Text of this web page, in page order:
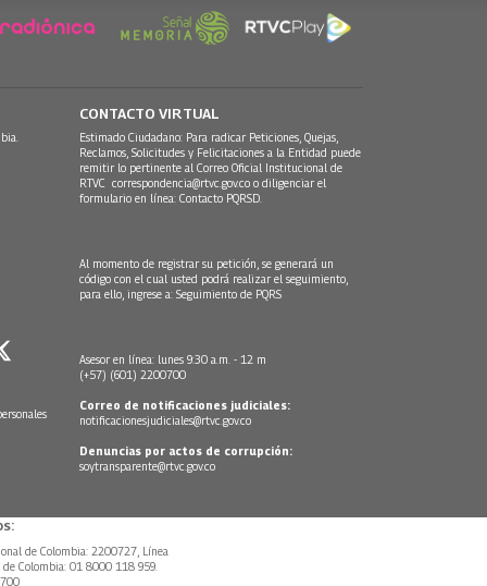
CONTACTO VIRTUAL
Estimado Ciudadano: Para radicar Peticiones, Quejas,
Reclamos, Solicitudes y Felicitaciones a la Entidad puede
remitir lo pertinente al Correo Oficial Institucional de
RTVC correspondencia@rtvc.gov.co o diligenciar el
formulario en línea: Contacto PQRSD.
Al momento de registrar su petición, se generará un
código con el cual usted podrá realizar el seguimiento,
para ello, ingrese a: Seguimiento de PQRS
Asesor en línea: lunes 9:30 a.m. - 12 m
(+57) (601) 2200700
Correo de notificaciones judiciales:
notificacionesjudiciales@rtvc.gov.co
Denuncias por actos de corrupción:
soytransparente@rtvc.gov.co
de Colombia: 2200727, Línea
Colombia: 01 8000 118 959.